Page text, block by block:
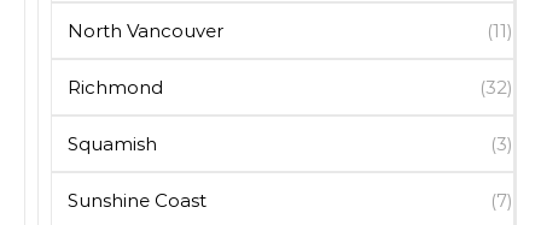
North Vancouver (11)
Richmond (32)
Squamish (3)
Sunshine Coast (7)